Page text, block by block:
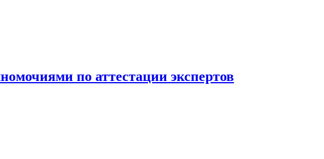
по аттестации экспертов